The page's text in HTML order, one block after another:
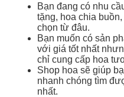
số
lượng
Bạn đang có nhu
tặng, hoa chia
chọn từ đâu.
Bạn muốn có sản
với giá tốt nhất
chỉ cung cấp hoa
Shop hoa sẽ giúp
nhanh chóng tìm
nhất.